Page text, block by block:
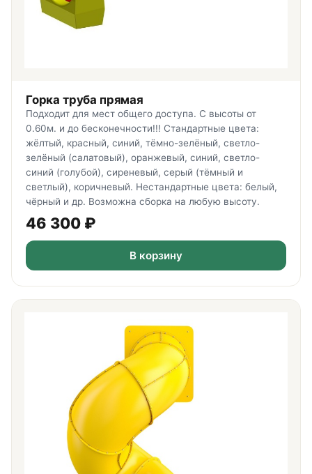
Горка труба прямая
Подходит для мест общего доступа. С высоты от
0.60м. и до бесконечности!!! Стандартные цвета:
жёлтый, красный, синий, тёмно-зелёный, светло-
зелёный (салатовый), оранжевый, синий, светло-
синий (голубой), сиреневый, серый (тёмный и
светлый), коричневый. Нестандартные цвета: белый,
чёрный и др. Возможна сборка на любую высоту.
46 300 ₽
В корзину